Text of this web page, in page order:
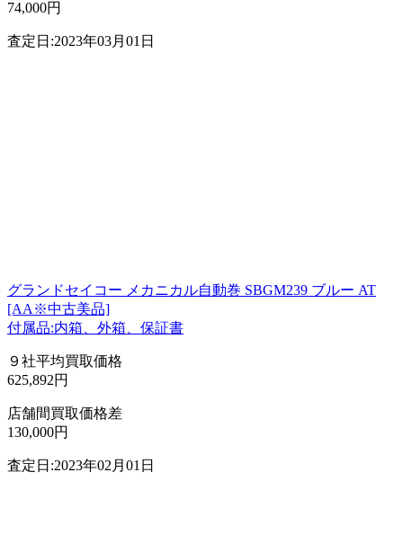
74,000円
査定日:2023年03月01日
グランドセイコー メカニカル自動巻 SBGM239 ブルー AT
[AA※中古美品]
付属品:内箱、外箱、保証書
９社平均買取価格
625,892円
店舗間買取価格差
130,000円
査定日:2023年02月01日